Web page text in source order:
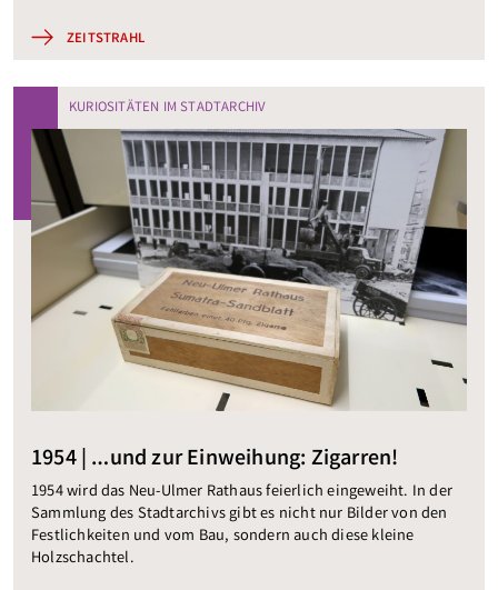
ZEITSTRAHL
KURIOSITÄTEN IM STADTARCHIV
1954 | …und zur Einweihung: Zigarren!
1954 wird das Neu-Ulmer Rathaus feierlich eingeweiht. In der
Sammlung des Stadtarchivs gibt es nicht nur Bilder von den
Festlichkeiten und vom Bau, sondern auch diese kleine
Holzschachtel.